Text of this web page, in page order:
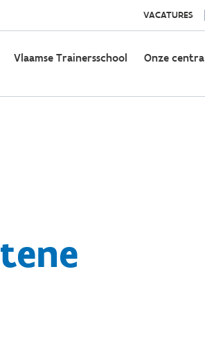
VACATURES
Vlaamse Trainersschool Onze centra